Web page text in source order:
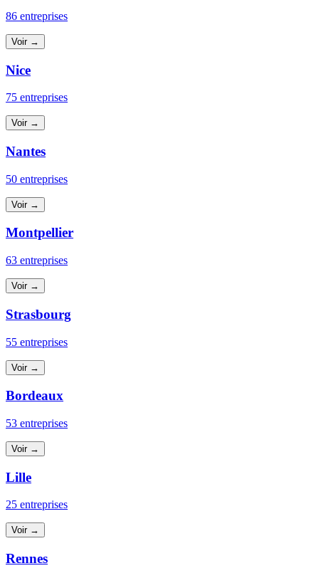
86 entreprises
Voir →
Nice
75 entreprises
Voir →
Nantes
50 entreprises
Voir →
Montpellier
63 entreprises
Voir →
Strasbourg
55 entreprises
Voir →
Bordeaux
53 entreprises
Voir →
Lille
25 entreprises
Voir →
Rennes